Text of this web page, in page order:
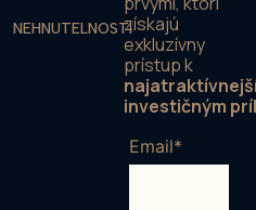
NEHNUTELNOSTIzískajú
exkluzívny
prístup k
investičným
Email*